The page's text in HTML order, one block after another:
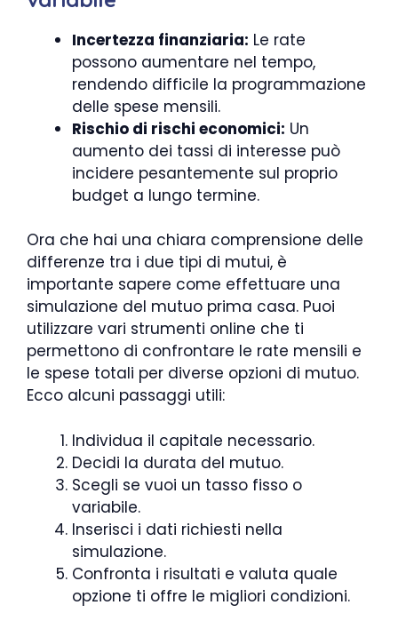
Incertezza finanziaria: Le rate
possono aumentare nel tempo,
rendendo difficile la programmazione
delle spese mensili.
Rischio di rischi economici: Un
aumento dei tassi di interesse può
incidere pesantemente sul proprio
budget a lungo termine.
Ora che hai una chiara comprensione delle
differenze tra i due tipi di mutui, è
importante sapere come effettuare una
simulazione del mutuo prima casa. Puoi
utilizzare vari strumenti online che ti
permettono di confrontare le rate mensili e
le spese totali per diverse opzioni di mutuo.
Ecco alcuni passaggi utili:
Individua il capitale necessario.
Decidi la durata del mutuo.
Scegli se vuoi un tasso fisso o
variabile.
Inserisci i dati richiesti nella
simulazione.
Confronta i risultati e valuta quale
opzione ti offre le migliori condizioni.